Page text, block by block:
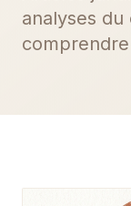
analyses